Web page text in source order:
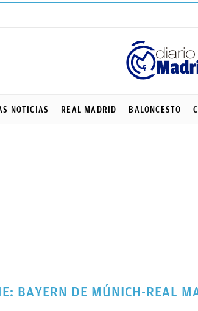
NOTICIAS REAL MADRID BALONCESTO
BAYERN DE MÚNICH-REAL